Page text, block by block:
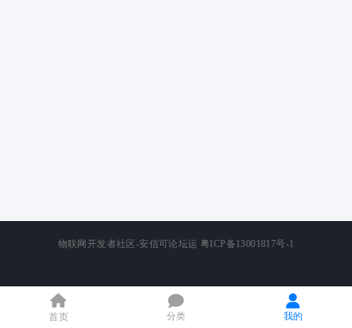
首页 分类 我的
物联网开发者社区-安信可论坛运 粤ICP备13001817号-1